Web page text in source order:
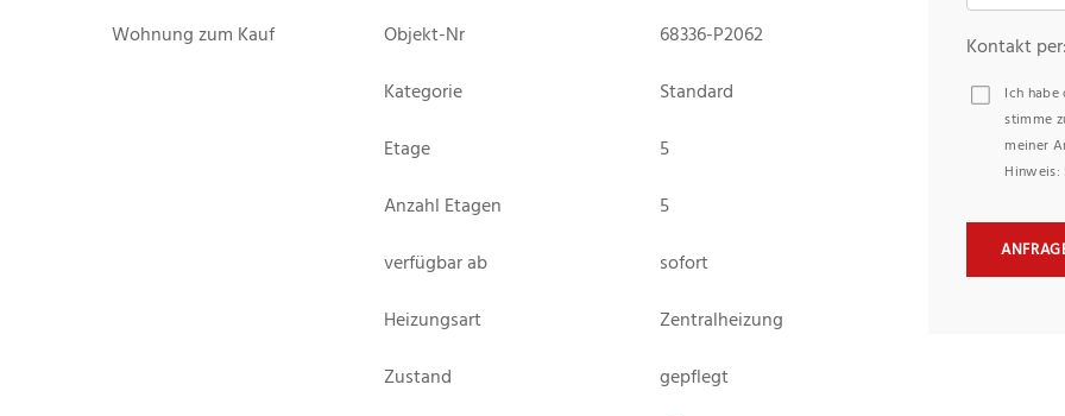
Wohnung zum Kauf
Objekt-Nr
68336-P2062
Kategorie
Standard
Etage
5
Anzahl Etagen
5
verfügbar ab
sofort
Heizungsart
Zentralheizung
Zustand
gepflegt
Kontakt per:
Ich habe
stimme
meiner